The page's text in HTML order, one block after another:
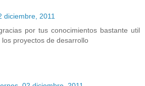
diciembre, 2011
por tus conocimientos bastante util
proyectos de desarrollo